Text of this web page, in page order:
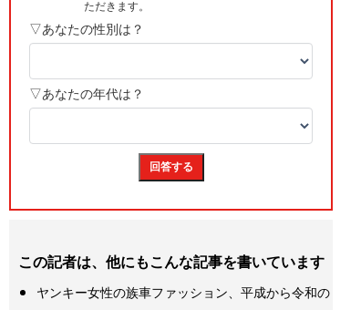
この記者は、他にもこんな記事を書いています
ヤンキー女性の族車ファッション、平成から令和の